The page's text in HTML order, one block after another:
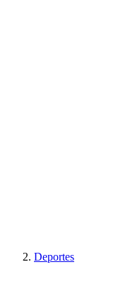
Deportes